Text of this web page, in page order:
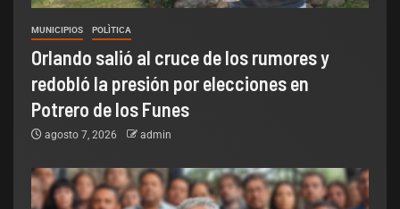
MUNICIPIOS POLÌTICA
Orlando salió al cruce de los rumores y
redobló la presión por elecciones en
Potrero de los Funes
agosto 7, 2026 admin